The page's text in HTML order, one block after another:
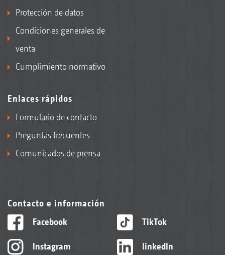
Protección de datos
Condiciones generales de
venta
Cumplimiento normativo
Enlaces rápidos
Formulario de contacto
Preguntas frecuentes
Comunicados de prensa
Contacto e información
Facebook
Instagram
TikTok
linkedIn